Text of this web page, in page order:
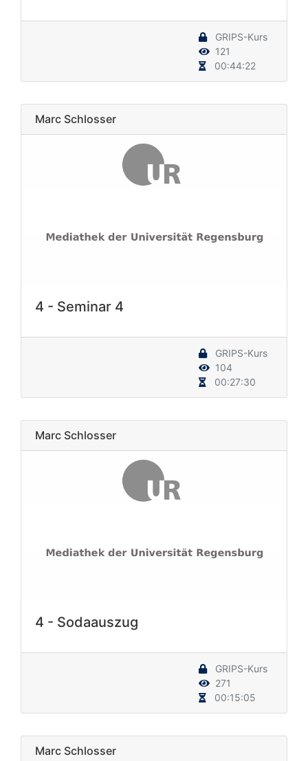
GRIPS-Kurs
121
00:44:22
Marc Schlosser
4 - Seminar 4
GRIPS-Kurs
104
00:27:30
Marc Schlosser
4 - Sodaauszug
GRIPS-Kurs
271
00:15:05
Marc Schlosser